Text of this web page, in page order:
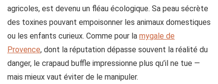
agricoles, est devenu un fléau écologique. Sa peau sécrète
des toxines pouvant empoisonner les animaux domestiques
ou les enfants curieux. Comme pour la mygale de
Provence, dont la réputation dépasse souvent la réalité du
danger, le crapaud buffle impressionne plus qu’il ne tue —
mais mieux vaut éviter de le manipuler.